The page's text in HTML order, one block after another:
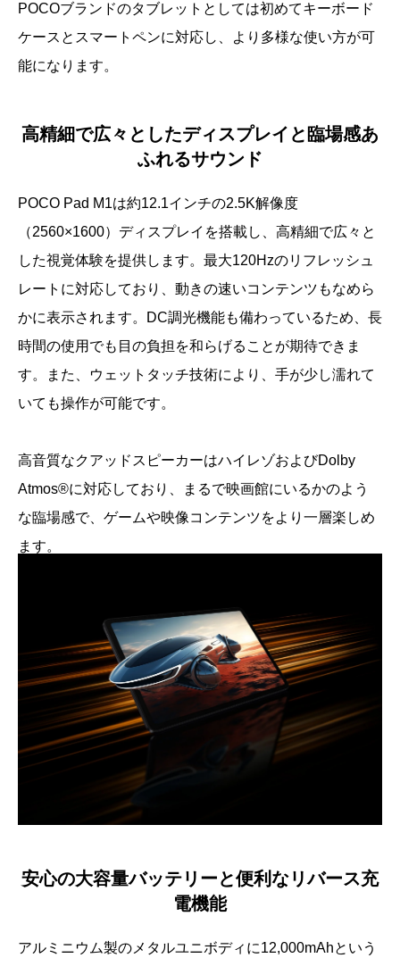
POCOブランドのタブレットとしては初めてキーボード
ケースとスマートペンに対応し、より多様な使い方が可
能になります。
高精細で広々としたディスプレイと臨場感あ
ふれるサウンド
POCO Pad M1は約12.1インチの2.5K解像度
（2560×1600）ディスプレイを搭載し、高精細で広々と
した視覚体験を提供します。最大120Hzのリフレッシュ
レートに対応しており、動きの速いコンテンツもなめら
かに表示されます。DC調光機能も備わっているため、長
時間の使用でも目の負担を和らげることが期待できま
す。また、ウェットタッチ技術により、手が少し濡れて
いても操作が可能です。
高音質なクアッドスピーカーはハイレゾおよびDolby
Atmos®に対応しており、まるで映画館にいるかのよう
な臨場感で、ゲームや映像コンテンツをより一層楽しめ
ます。
安心の大容量バッテリーと便利なリバース充
電機能
アルミニウム製のメタルユニボディに12,000mAhという